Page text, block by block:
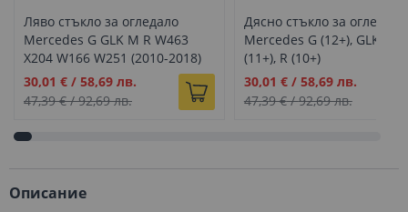
Ляво стъкло за огледало
Mercedes G GLK M R W463
X204 W166 W251 (2010-2018)
Промо
цена
30,01 € / 58,69 лв.
47,39 €/92,69 лв.
Дясно стъкло за огледало
Mercedes G (12+), GLK
(11+), R (10+)
Промо
цена
30,01 €/ 58,69 лв.
47,39 €/92,69 лв.
Описание